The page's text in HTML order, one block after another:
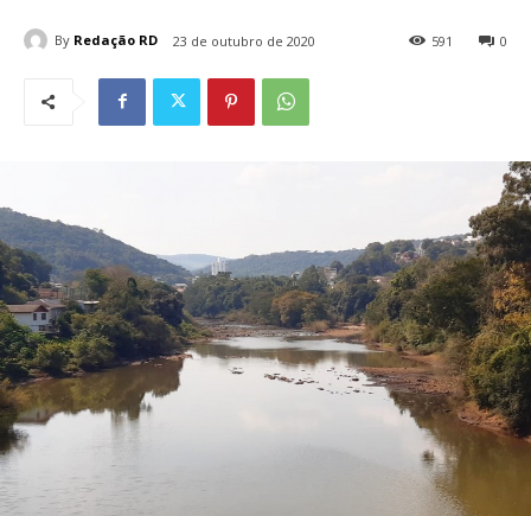
By Redação RD 23 de outubro de 2020 0
591